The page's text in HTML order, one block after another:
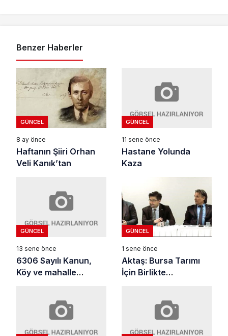
Benzer Haberler
GÜNCEL
8 ay önce
Haftanın Şiiri Orhan
Veli Kanık’tan
GÜNCEL
11 sene önce
Hastane Yolunda
Kaza
GÜNCEL
13 sene önce
6306 Sayılı Kanun,
Köy ve mahalle
GÜNCEL
1 sene önce
Aktaş: Bursa Tarımı
İçin Birlikte